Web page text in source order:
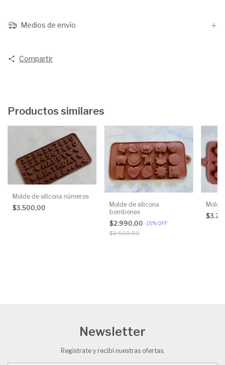
Medios de envío
Compartir
Productos similares
Molde de silicona números
$3.500,00
Molde de silicona
bombones
$2.990,00 -15%OFF
$3.500,00
Newsletter
Registrate y recibí nuestras ofertas.